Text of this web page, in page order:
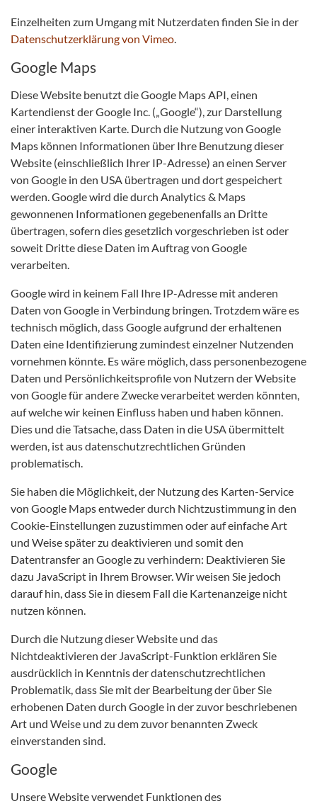
Einzelheiten zum Umgang mit Nutzerdaten finden Sie in der
Datenschutzerklärung von Vimeo.
Google Maps
Diese Website benutzt die Google Maps API, einen
Kartendienst der Google Inc. („Google“), zur Darstellung
einer interaktiven Karte. Durch die Nutzung von Google
Maps können Informationen über Ihre Benutzung dieser
Website (einschließlich Ihrer IP-Adresse) an einen Server
von Google in den USA übertragen und dort gespeichert
werden. Google wird die durch Analytics & Maps
gewonnenen Informationen gegebenenfalls an Dritte
übertragen, sofern dies gesetzlich vorgeschrieben ist oder
soweit Dritte diese Daten im Auftrag von Google
verarbeiten.
Google wird in keinem Fall Ihre IP-Adresse mit anderen
Daten von Google in Verbindung bringen. Trotzdem wäre es
technisch möglich, dass Google aufgrund der erhaltenen
Daten eine Identifizierung zumindest einzelner Nutzenden
vornehmen könnte. Es wäre möglich, dass personenbezogene
Daten und Persönlichkeitsprofile von Nutzern der Website
von Google für andere Zwecke verarbeitet werden könnten,
auf welche wir keinen Einfluss haben und haben können.
Dies und die Tatsache, dass Daten in die USA übermittelt
werden, ist aus datenschutzrechtlichen Gründen
problematisch.
Sie haben die Möglichkeit, der Nutzung des Karten-Service
von Google Maps entweder durch Nichtzustimmung in den
Cookie-Einstellungen zuzustimmen oder auf einfache Art
und Weise später zu deaktivieren und somit den
Datentransfer an Google zu verhindern: Deaktivieren Sie
dazu JavaScript in Ihrem Browser. Wir weisen Sie jedoch
darauf hin, dass Sie in diesem Fall die Kartenanzeige nicht
nutzen können.
Durch die Nutzung dieser Website und das
Nichtdeaktivieren der JavaScript-Funktion erklären Sie
ausdrücklich in Kenntnis der datenschutzrechtlichen
Problematik, dass Sie mit der Bearbeitung der über Sie
erhobenen Daten durch Google in der zuvor beschriebenen
Art und Weise und zu dem zuvor benannten Zweck
einverstanden sind.
Google
Unsere Website verwendet Funktionen des